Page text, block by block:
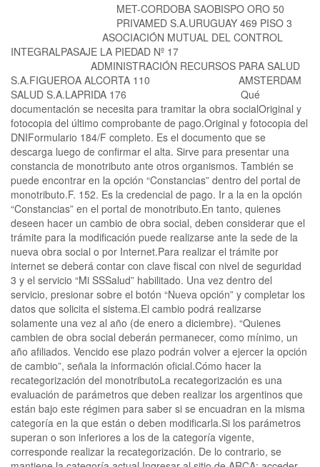
MET-CORDOBA SAOBISPO ORO 50
PRIVAMED S.A.URUGUAY 469 PISO 3
ASOCIACIÓN MUTUAL DEL CONTROL
INTEGRALPASAJE LA PIEDAD Nº 17
ADMINISTRACIÓN RECURSOS PARA SALUD
S.A.FIGUEROA ALCORTA 110 AMSTERDAM
SALUD S.A.LAPRIDA 176 Qué
documentación se necesita para tramitar la obra socialOriginal y
fotocopia del último comprobante de pago.Original y fotocopia del
DNIFormulario 184/F completo. Es el documento que se
descarga luego de confirmar el alta. Sirve para presentar una
constancia de monotributo ante otros organismos. También se
puede encontrar en la opción “Constancias” dentro del portal de
monotributo.F. 152. Es la credencial de pago. Ir a la en la opción
“Constancias” en el portal de monotributo.En tanto, quienes
deseen hacer un cambio de obra social, deben considerar que el
trámite para la modificación puede realizarse ante la sede de la
nueva obra social o por Internet.Para realizar el trámite por
internet se deberá contar con clave fiscal con nivel de seguridad
3 y el servicio “Mi SSSalud” habilitado. Una vez dentro del
servicio, presionar sobre el botón “Nueva opción” y completar los
datos que solicita el sistema.El cambio podrá realizarse
solamente una vez al año (de enero a diciembre). “Quienes
cambien de obra social deberán permanecer, como mínimo, un
año afiliados. Vencido ese plazo podrán volver a ejercer la opción
de cambio”, señala la información oficial.Cómo hacer la
recategorización del monotributoLa recategorización es una
evaluación de parámetros que deben realizar los argentinos que
están bajo este régimen para saber si se encuadran en la misma
categoría en la que están o deben modificarla.Si los parámetros
superan o son inferiores a los de la categoría vigente,
corresponde realizar la recategorización. De lo contrario, se